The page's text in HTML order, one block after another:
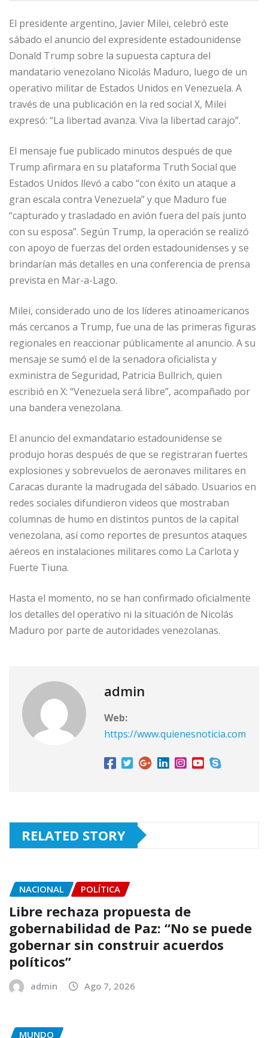
El presidente argentino, Javier Milei, celebró este
sábado el anuncio del expresidente estadounidense
Donald Trump sobre la supuesta captura del
mandatario venezolano Nicolás Maduro, luego de un
operativo militar de Estados Unidos en Venezuela. A
través de una publicación en la red social X, Milei
expresó: “La libertad avanza. Viva la libertad carajo”.
El mensaje fue publicado minutos después de que
Trump afirmara en su plataforma Truth Social que
Estados Unidos llevó a cabo “con éxito un ataque a
gran escala contra Venezuela” y que Maduro fue
“capturado y trasladado en avión fuera del país junto
con su esposa”. Según Trump, la operación se realizó
con apoyo de fuerzas del orden estadounidenses y se
brindarían más detalles en una conferencia de prensa
prevista en Mar-a-Lago.
Milei, considerado uno de los líderes atinoamericanos
más cercanos a Trump, fue una de las primeras figuras
regionales en reaccionar públicamente al anuncio. A su
mensaje se sumó el de la senadora oficialista y
exministra de Seguridad, Patricia Bullrich, quien
escribió en X: “Venezuela será libre”, acompañado por
una bandera venezolana.
El anuncio del exmandatario estadounidense se
produjo horas después de que se registraran fuertes
explosiones y sobrevuelos de aeronaves militares en
Caracas durante la madrugada del sábado. Usuarios en
redes sociales difundieron videos que mostraban
columnas de humo en distintos puntos de la capital
venezolana, así como reportes de presuntos ataques
aéreos en instalaciones militares como La Carlota y
Fuerte Tiuna.
Hasta el momento, no se han confirmado oficialmente
los detalles del operativo ni la situación de Nicolás
Maduro por parte de autoridades venezolanas.
admin
Web:
https://www.quienesnoticia.com
RELATED STORY
NACIONAL POLÍTICA
Libre rechaza propuesta de
gobernabilidad de Paz: “No se puede
gobernar sin construir acuerdos
políticos”
admin Ago 7, 2026
MUNDO